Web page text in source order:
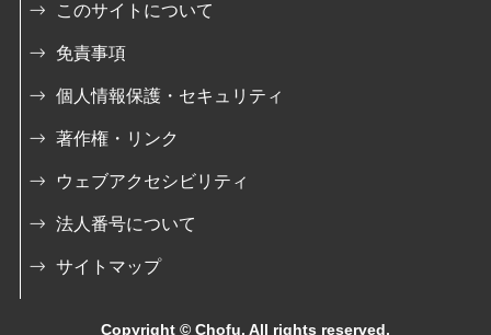
このサイトについて
免責事項
個人情報保護・セキュリティ
著作権・リンク
ウェブアクセシビリティ
法人番号について
サイトマップ
Copyright © Chofu. All rights reserved.